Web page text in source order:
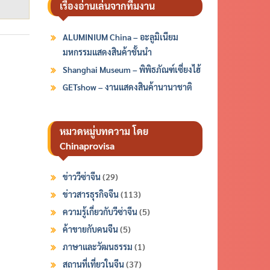
เรื่องอ่านเล่นจากทีมงาน
ALUMINIUM China – อะลูมิเนียม
มหกรรมแสดงสินค้าชั้นนำ
Shanghai Museum – พิพิธภัณฑ์เซี่ยงไฮ้
GETshow – งานแสดงสินค้านานาชาติ
หมวดหมู่บทความ โดย
Chinaprovisa
ข่าววีซ่าจีน(29)
ข่าวสารธุรกิจจีน(113)
ความรู้เกี่ยวกับวีซ่าจีน(5)
ค้าขายกับคนจีน(5)
ภาษาและวัฒนธรรม (1)
สถานที่เที่ยวในจีน(37)